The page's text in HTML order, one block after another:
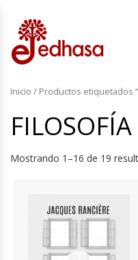
Inicio / Productos etiquetados
FILOSOFÍA
Mostrando 1–16 de 19